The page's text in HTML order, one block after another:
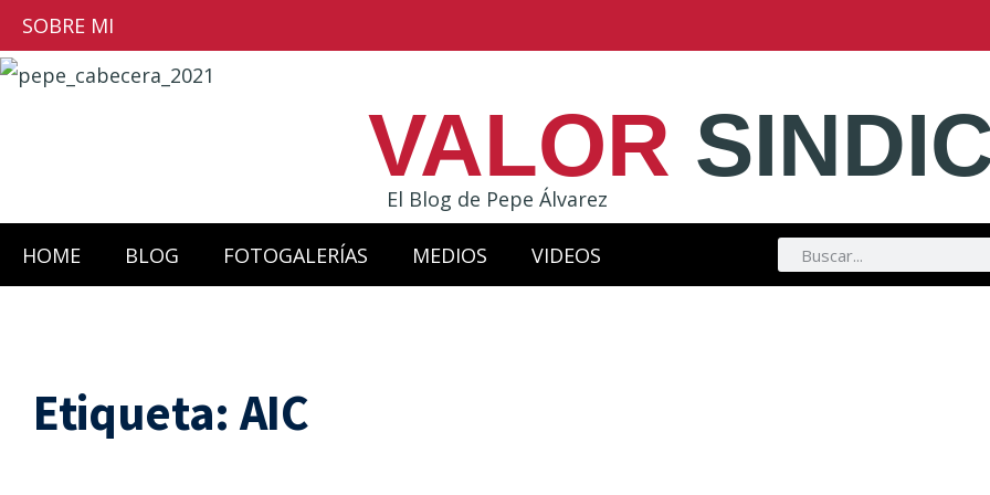
SOBRE MI
VALOR
El Blog de Pepe Álvarez
HOME BLOG FOTOGALERÍAS MEDIOS VIDEOS
Etiqueta:AIC